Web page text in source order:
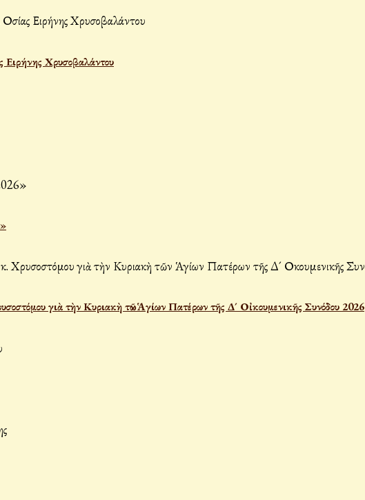
Ειρήνης Χρυσοβαλάντου
γιὰ τὴν Κυριακὴ τῶν Ἁγίων Πατέρων τῆς Δ´ Οἰκουμενικῆς Συνόδου 2026